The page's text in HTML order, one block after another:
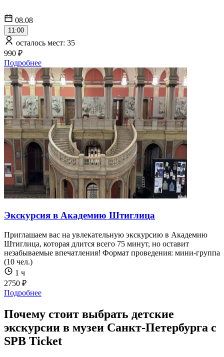
08.08
11:00
осталось мест: 35
990 ₽
Подробнее
Экскурсия в Академию Штиглица
Приглашаем вас на увлекательную экскурсию в Академию
Штиглица, которая длится всего 75 минут, но оставит
незабываемые впечатления! Формат проведения: мини-группа
(10 чел.)
1 ч
2750 ₽
Подробнее
Почему стоит выбрать детские
экскурсии в музеи Санкт-Петербурга с
SPB Ticket